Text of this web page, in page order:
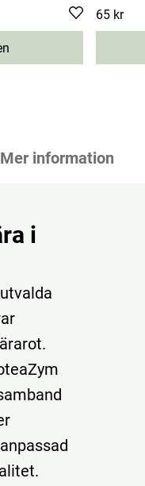
Pris:65 kr
65 kr
Mer information
i